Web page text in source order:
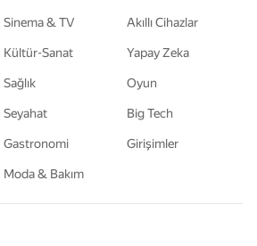
Sinema & TV
Kültür-Sanat
Sağlık
Seyahat
Gastronomi
Moda & Bakım
Akıllı Cihazlar
Yapay Zeka
Oyun
Big Tech
Girişimler